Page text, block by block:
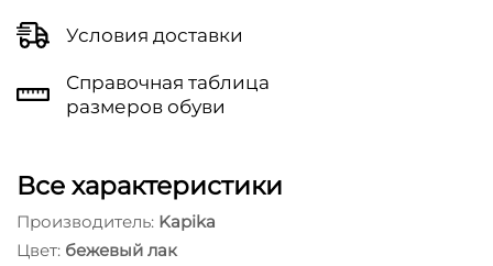
Условия доставки
Справочная таблица
размеров обуви
Все характеристики
Производитель: Kapika
Цвет: бежевый лак